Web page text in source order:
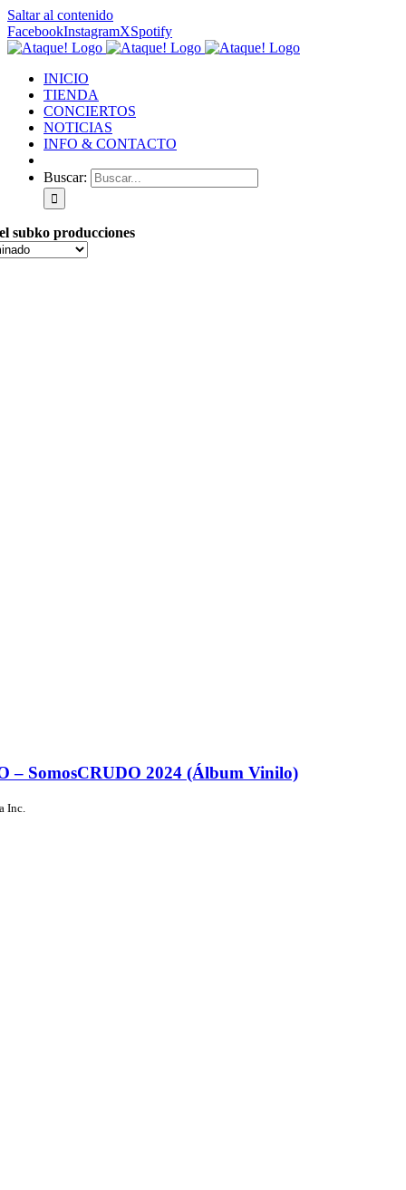
Saltar al contenido
FacebookInstagramXSpotify
INICIO
TIENDA
CONCIERTOS
NOTICIAS
INFO & CONTACTO
Buscar:
el subko producciones
– SomosCRUDO 2024 (Álbum Vinilo)
Inc.